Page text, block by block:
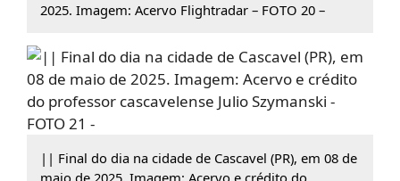
2025. Imagem: Acervo Flightradar – FOTO 20 –
|| Final do dia na cidade de Cascavel (PR), em 08 de